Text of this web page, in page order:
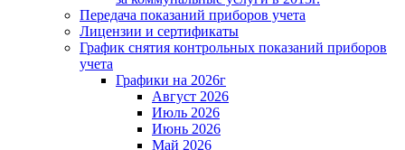
Передача показаний приборов учета
Лицензии и сертификаты
График снятия контрольных показаний приборов
учета
Графики на 2026г
Август 2026
Июль 2026
Июнь 2026
Май 2026